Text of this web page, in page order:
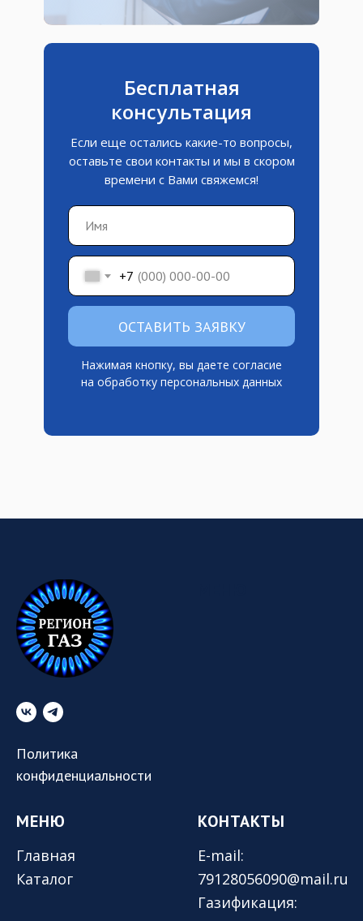
Бесплатная
консультация
Если еще остались какие-то вопросы,
оставьте свои контакты и мы в скором
времени с Вами свяжемся!
+7
ОСТАВИТЬ ЗАЯВКУ
Нажимая кнопку, вы даете согласие
на обработку персональных данных
Политика
конфиденциальности
МЕНЮ
Главная
Каталог
КОНТАКТЫ
E-mail:
79128056090@mail.ru
Газификация: